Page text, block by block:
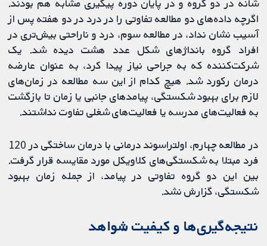
شانه در دو گروه و در پایان دوره پیگیری مشابه هم بودند.
اگرچه داده‌های دو مطالعه تفاوتی را در درد در دو هفته پس از
آسیب نشان نداد، در مطالعه سوم، درد و ناراحتی بیش‌تری در
افراد گروه بانداژهای شکل عدد هشت دیده شد. یک
شرکت‌کننده که به جراحی نیاز پیدا کرد، به عنوان عارضه
درمان رکورد شد. هیچ کدام از این سه مطالعه در زمان‌های
لازم برای بهبود شکستگی، پیامدهای جانبی یا زمان تا بازگشت
به فعالیت‌های مدرسه یا فعالیت‌های شغلی تفاوت نداشتند.
در مطالعه چهارم، اولتراسوند درمانی با درمان ساختگی در 120
فرد مبتلا به شکستگی‌های کلاویکل مورد مقایسه قرار گرفت.
بین این دو گروه تفاوتی در پیامد، از جمله زمان بهبود
شکستگی، گزارش نشد.
نتیجه‌گیری‌ها و کیفیت شواهد